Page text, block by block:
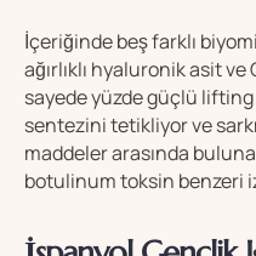
İçeriğinde beş farklı
ağırlıklı hyaluronik asit
sayede yüzde güçlü
sentezini tetikliyor ve
maddeler arasında
botulinum toksin benzeri